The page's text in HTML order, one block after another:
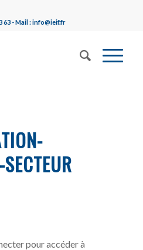
63 - Mail : info@ieif.fr
pour accéder à